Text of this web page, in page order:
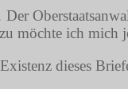
möchte ich mich
dieses